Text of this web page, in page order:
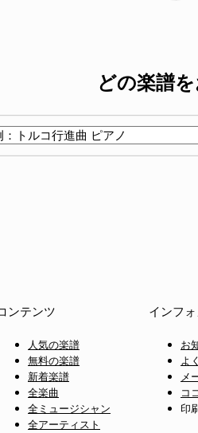
どの楽譜
ンテンツ
人気の楽譜
無料の楽譜
新着楽譜
全楽曲
全ミュージシャン
全アーティスト
インフ
お
よ
メ
コ
印